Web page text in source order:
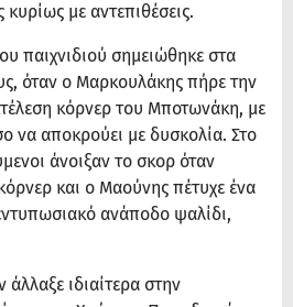
με αντεπιθέσεις.
παιχνιδιού σημειώθηκε στα
όταν ο Μαρκουλάκης πήρε την
κόρνερ του Μποτωνάκη, με
να αποκρούει με δυσκολία. Στο
άνοιξαν το σκορ όταν
και ο Μαούνης πέτυχε ένα
ανάποδο ψαλίδι,
ιδιαίτερα στην